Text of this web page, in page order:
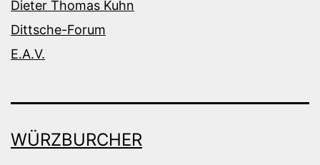
Dieter Thomas Kuhn
Dittsche-Forum
E.A.V.
WÜRZBURCHER